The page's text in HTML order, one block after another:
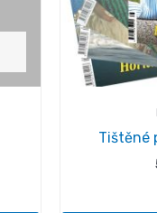
Tištěné